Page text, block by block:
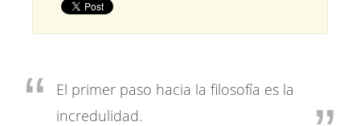
El primer paso hacia la filosofía es la
incredulidad.